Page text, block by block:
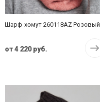
Шарф-хомут 260118AZ Розовый
от4 220 руб.